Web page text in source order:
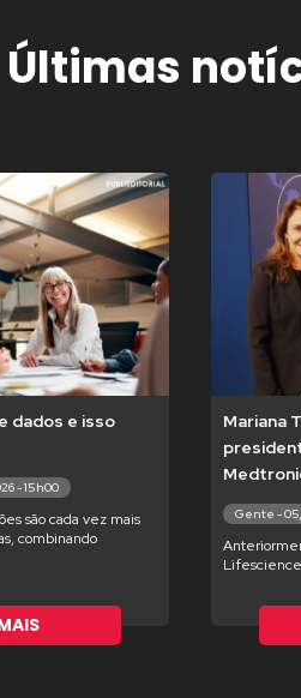
Últimas
dados e isso
- 15h00
são cada vez mais
combinando
Mariana
Gente -